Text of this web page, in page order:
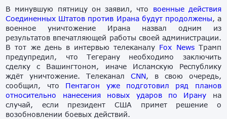
В минувшую пятницу он заявил, что военные действия
Соединенных Штатов против Ирана будут продолжены, а
военное уничтожение Ирана назвал одним из
результатов впечатляющей работы своей администрации.
В тот же день в интервью телеканалу Fox NewsТрамп
предупредил, что Тегерану необходимо заключить
сделку с Вашингтоном, иначе Исламскую Республику
ждёт уничтожение. Телеканал CNN, в свою очередь,
сообщил, что Пентагон уже подготовил ряд планов
относительно нанесения новых ударов по Ирану на
случай, если президент США примет решение о
возобновлении боевых действий.